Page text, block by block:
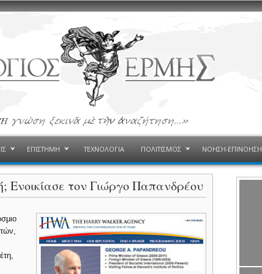
ΕΠΙΣΤΗΜΗ ΤΕΧΝΟΛΟΓΙΑ ΠΟΛΙΤΙΣΜΟΣ ΝΟΗΣΗ-ΕΠΙΝΟΗΣΗ
Ενοικίασε τον Γιώργο Παπανδρέου